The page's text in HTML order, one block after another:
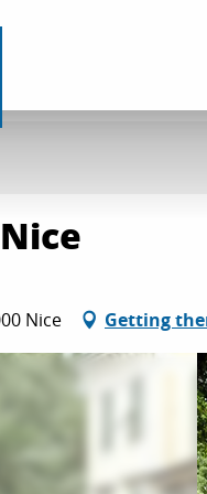
Nice Getting